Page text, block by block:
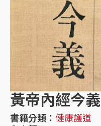
黃帝內經今義
書籍分類： 健康護道